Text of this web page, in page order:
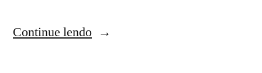
Continue lendo